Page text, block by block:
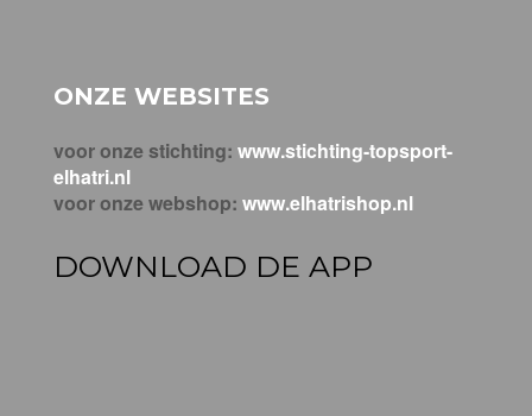
ONZE WEBSITES
voor onze stichting: www.stichting-topsport-
elhatri.nl
voor onze webshop: www.elhatrishop.nl
DOWNLOAD DE APP